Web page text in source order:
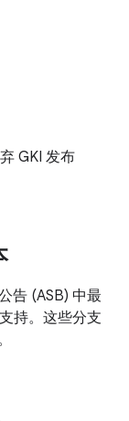
GKI 发布
告 (ASB) 中最
持。这些分支